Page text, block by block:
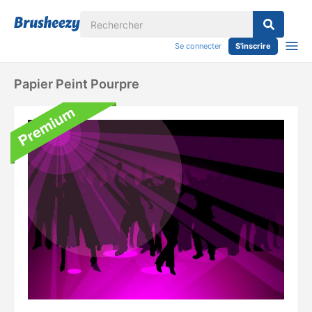
Se connecter S'inscrire
Papier Peint Pourpre